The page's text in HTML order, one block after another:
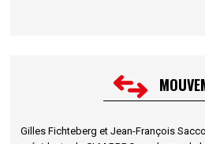
Gilles Fichteberg et Jean-François